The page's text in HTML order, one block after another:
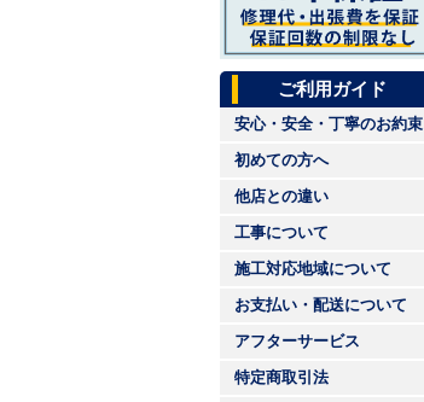
ご利用ガイド
安心・安全・丁寧のお約束
初めての方へ
他店との違い
工事について
施工対応地域について
お支払い・配送について
アフターサービス
特定商取引法